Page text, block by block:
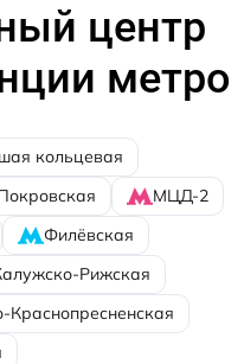
центр
метро
кольцевая
МЦД-2
Филёвская
Рижская
Краснопресненская